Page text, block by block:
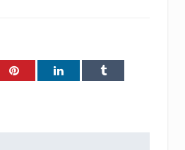
Pinterest LinkedIn Tumblr